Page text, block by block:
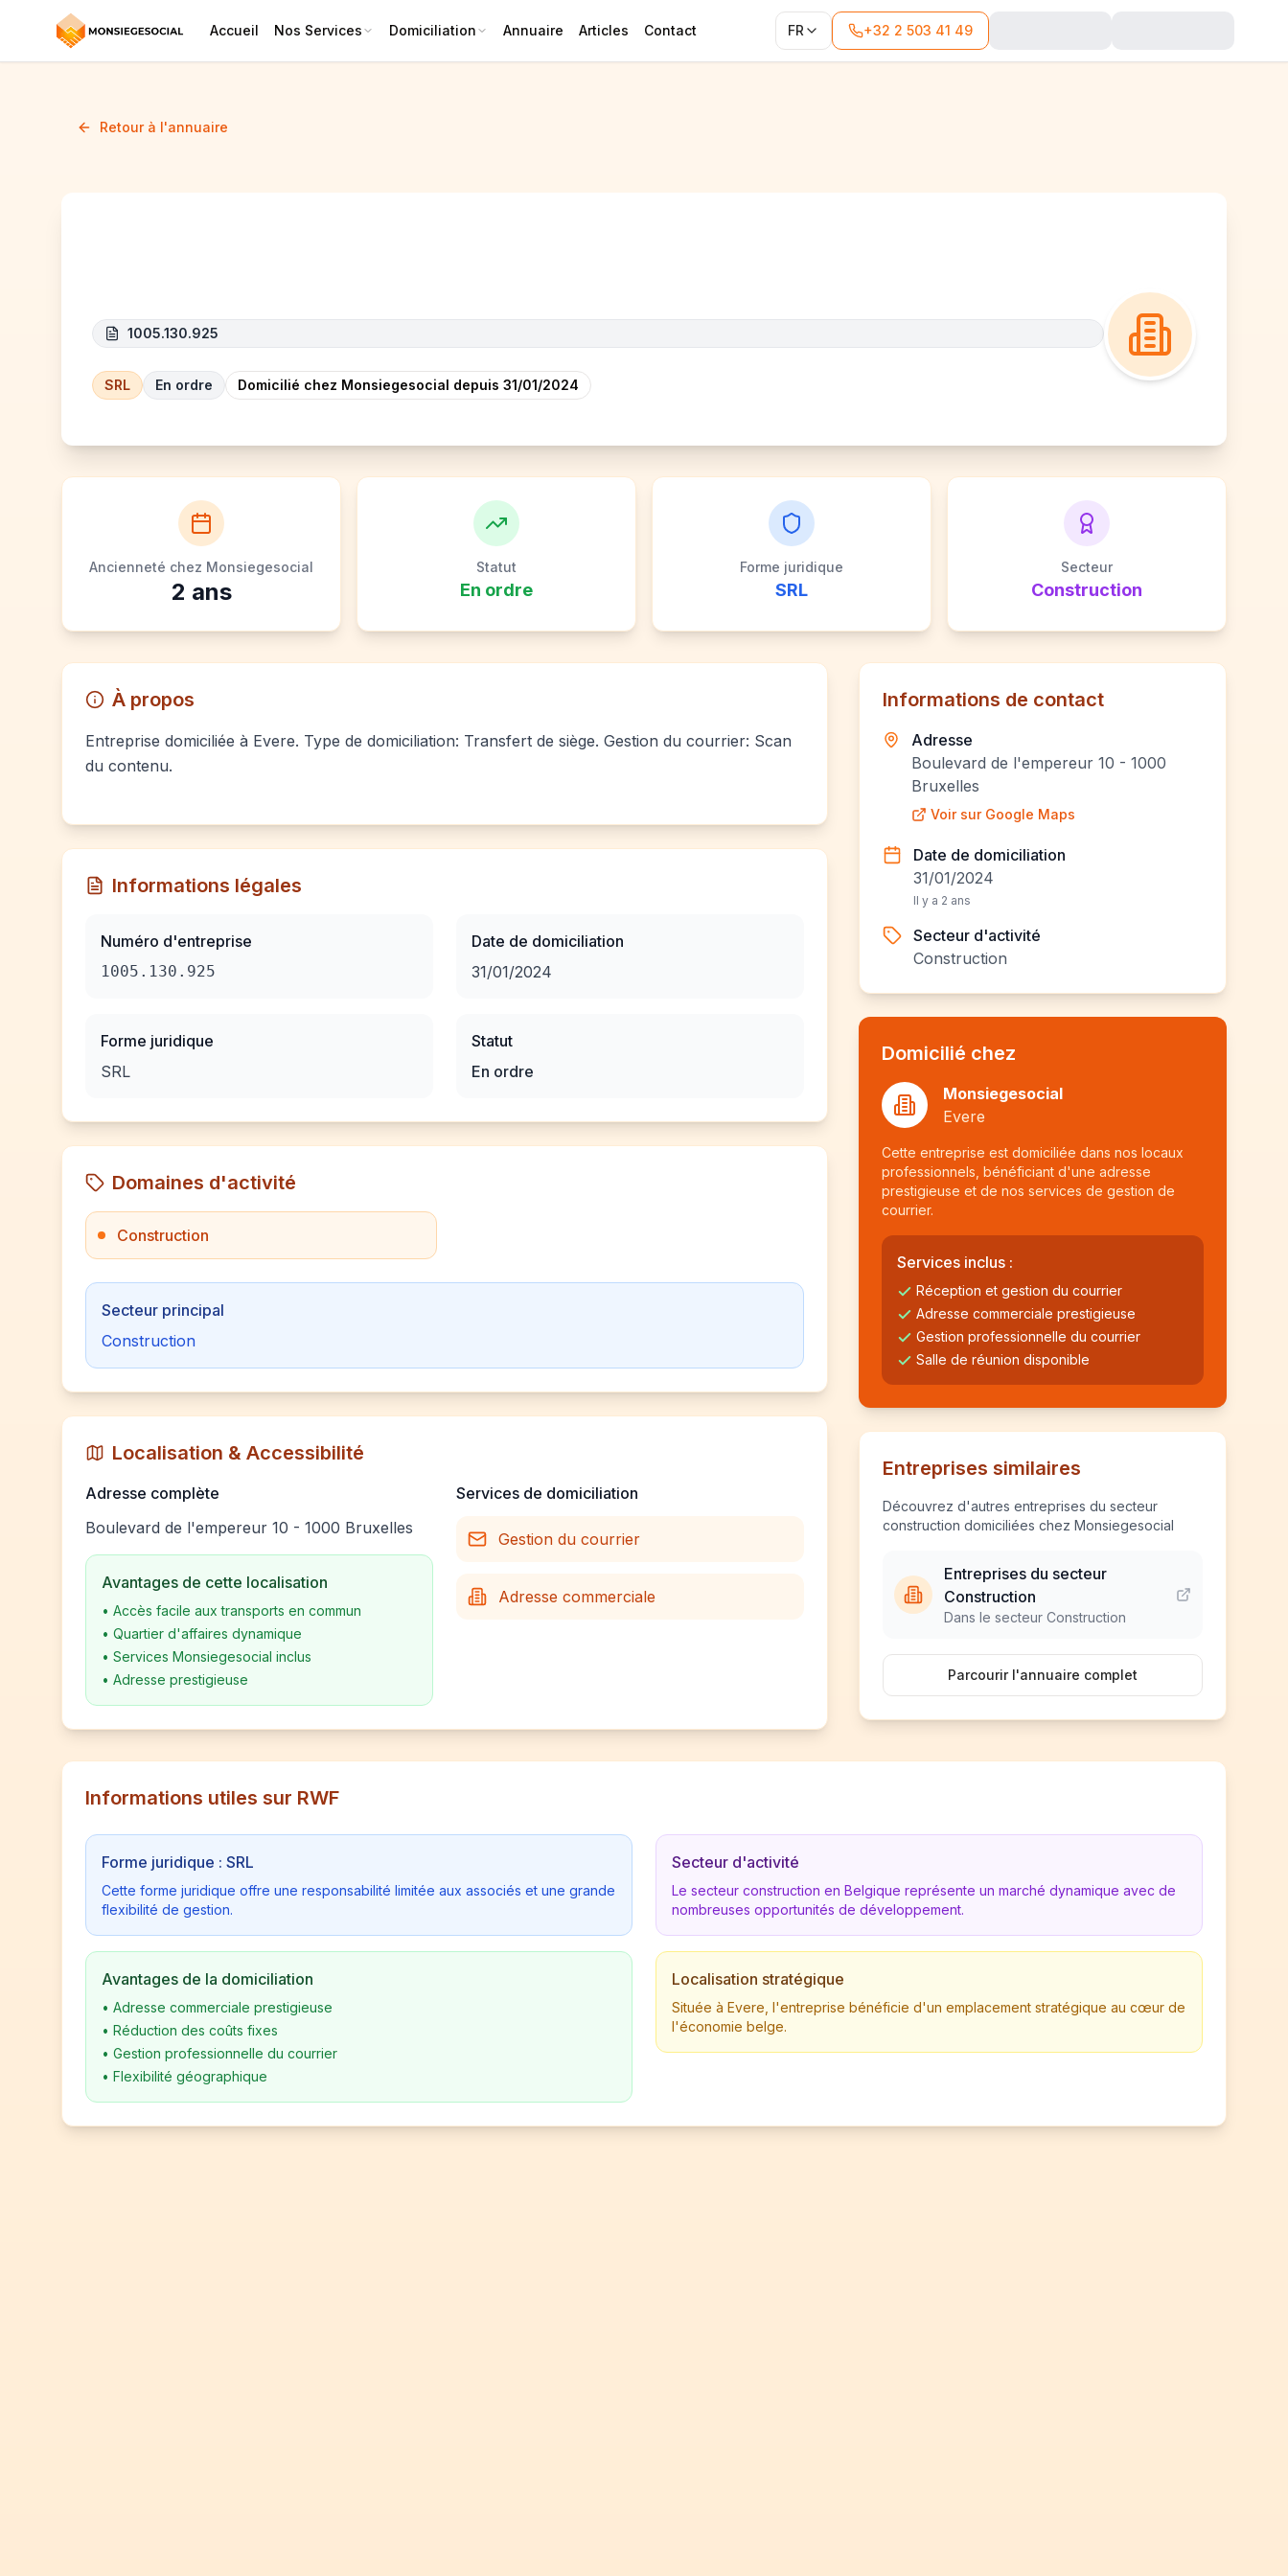
Accueil Nos Services Domiciliation Annuaire Articles Contact FR +32 2 503 41 49
Retour à l'annuaire
1005.130.925
SRL En ordre Domicilié chez Monsiegesocial depuis 31/01/2024
Ancienneté chez Monsiegesocial
2 ans
Statut
En ordre
Forme juridique
SRL
Secteur
Construction
À propos
Entreprise domiciliée à Evere. Type de domiciliation: Transfert de siège. Gestion du courrier: Scan
du contenu.
Informations légales
Numéro d'entreprise
1005.130.925
Forme juridique
SRL
Date de domiciliation
31/01/2024
Statut
En ordre
Domaines d'activité
Construction
Secteur principal
Construction
Localisation & Accessibilité
Adresse complète
Boulevard de l'empereur 10 - 1000 Bruxelles
Avantages de cette localisation
• Accès facile aux transports en commun
• Quartier d'affaires dynamique
• Services Monsiegesocial inclus
• Adresse prestigieuse
Services de domiciliation
Gestion du courrier
Adresse commerciale
Informations de contact
Adresse
Boulevard de l'empereur 10 - 1000
Bruxelles
Voir sur Google Maps
Date de domiciliation
31/01/2024
Il y a 2 ans
Secteur d'activité
Construction
Domicilié chez
Monsiegesocial
Evere
Cette entreprise est domiciliée dans nos locaux
professionnels, bénéficiant d'une adresse
prestigieuse et de nos services de gestion de
courrier.
Services inclus :
Réception et gestion du courrier
Adresse commerciale prestigieuse
Gestion professionnelle du courrier
Salle de réunion disponible
Entreprises similaires
Découvrez d'autres entreprises du secteur
construction domiciliées chez Monsiegesocial
Entreprises du secteur
Construction
Dans le secteur Construction
Parcourir l'annuaire complet
Informations utiles sur RWF
Forme juridique : SRL
Cette forme juridique offre une responsabilité limitée aux associés et une grande
flexibilité de gestion.
Avantages de la domiciliation
• Adresse commerciale prestigieuse
• Réduction des coûts fixes
• Gestion professionnelle du courrier
• Flexibilité géographique
Secteur d'activité
Le secteur construction en Belgique représente un marché dynamique avec de
nombreuses opportunités de développement.
Localisation stratégique
Située à Evere, l'entreprise bénéficie d'un emplacement stratégique au cœur de
l'économie belge.